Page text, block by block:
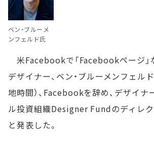
ベン・ブルーメ
ンフェルド氏
米Facebookで「Facebookページ」
デザイナー、ベン・ブルーメンフェル
地時間）、Facebookを辞め、デザイナ
ル投資組織Designer Fundのディレ
と発表した。